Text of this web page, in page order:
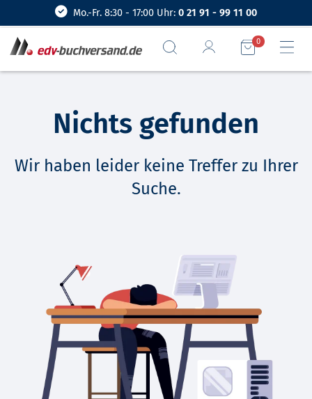
Mo.-Fr. 8:30 - 17:00 Uhr: 0 21 91 - 99 11 00
0
Nichts gefunden
Wir haben leider keine Treffer zu Ihrer
Suche.